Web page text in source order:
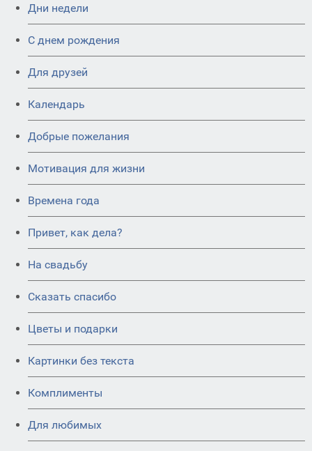
Дни недели
C днем рождения
Для друзей
Календарь
Добрые пожелания
Мотивация для жизни
Времена года
Привет, как дела?
На свадьбу
Сказать спасибо
Цветы и подарки
Картинки без текста
Комплименты
Для любимых